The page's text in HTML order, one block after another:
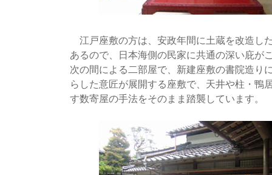
江戸座敷の方は、安政年間に土蔵を改造し
あるので、日本海側の民家に共通の深い庇が
次の間による二部屋で、新建座敷の書院造り
らした意匠が展開する座敷で、天井や柱・鴨
す数寄屋の手法をそのまま踏襲しています。